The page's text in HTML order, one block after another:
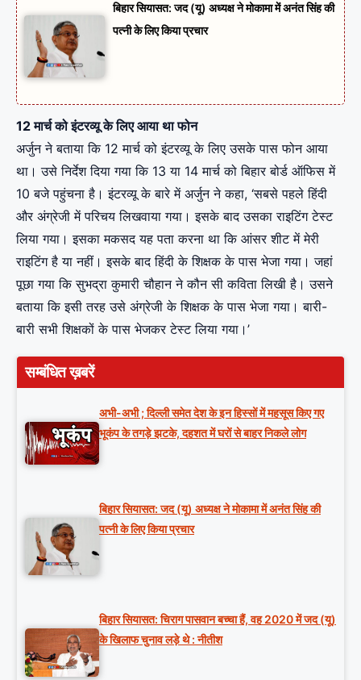
बिहार सियासत: जद (यू) अध्यक्ष ने मोकामा में अनंत सिंह की
पत्नी के लिए किया प्रचार
12 मार्च को इंटरव्यू के लिए आया था फोन
अर्जुन ने बताया कि 12 मार्च को इंटरव्यू के लिए उसके पास फोन आया
था। उसे निर्देश दिया गया कि 13 या 14 मार्च को बिहार बोर्ड ऑफिस में
10 बजे पहुंचना है। इंटरव्यू के बारे में अर्जुन ने कहा, ‘सबसे पहले हिंदी
और अंग्रेजी में परिचय लिखवाया गया। इसके बाद उसका राइटिंग टेस्ट
लिया गया। इसका मकसद यह पता करना था कि आंसर शीट में मेरी
राइटिंग है या नहीं। इसके बाद हिंदी के शिक्षक के पास भेजा गया। जहां
पूछा गया कि सुभद्रा कुमारी चौहान ने कौन सी कविता लिखी है। उसने
बताया कि इसी तरह उसे अंग्रेजी के शिक्षक के पास भेजा गया। बारी-
बारी सभी शिक्षकों के पास भेजकर टेस्ट लिया गया।’
सम्बंधित ख़बरें
अभी-अभी ; दिल्ली समेत देश के इन हिस्सों में महसूस किए गए
भूकंप के तगड़े झटके, दहशत में घरों से बाहर निकले लोग
बिहार सियासत: जद (यू) अध्यक्ष ने मोकामा में अनंत सिंह की
पत्नी के लिए किया प्रचार
बिहार सियासत: चिराग पासवान बच्चा हैं, वह 2020 में जद (यू)
के खिलाफ चुनाव लड़े थे : नीतीश